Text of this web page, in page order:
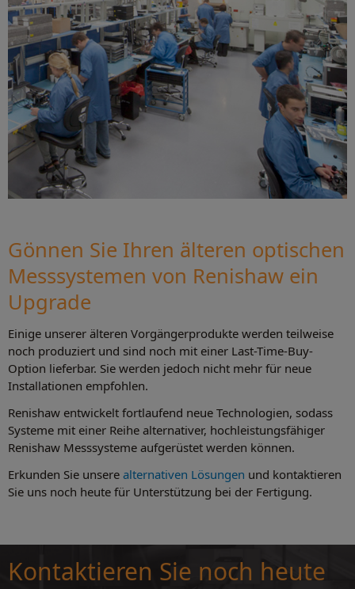
Gönnen Sie Ihren älteren optischen
Messsystemen von Renishaw ein
Upgrade
Einige unserer älteren Vorgängerprodukte werden teilweise
noch produziert und sind noch mit einer Last-Time-Buy-
Option lieferbar. Sie werden jedoch nicht mehr für neue
Installationen empfohlen.
Renishaw entwickelt fortlaufend neue Technologien, sodass
Systeme mit einer Reihe alternativer, hochleistungsfähiger
Renishaw Messsysteme aufgerüstet werden können.
Erkunden Sie unsere alternativen Lösungen und kontaktieren
Sie uns noch heute für Unterstützung bei der Fertigung.
Kontaktieren Sie noch heute